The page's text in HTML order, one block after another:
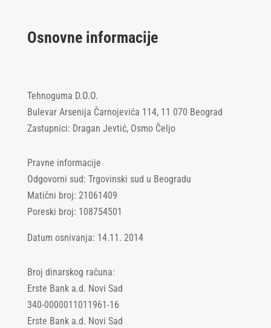
Osnovne informacije
Tehnoguma D.O.O.
Bulevar Arsenija Čarnojevića 114, 11 070 Beograd
Zastupnici: Dragan Jevtić, Osmo Čeljo
Pravne informacije
Odgovorni sud: Trgovinski sud u Beogradu
Matični broj: 21061409
Poreski broj: 108754501
Datum osnivanja: 14.11. 2014
Broj dinarskog računa:
Erste Bank a.d. Novi Sad
340-0000011011961-16
Erste Bank a.d. Novi Sad